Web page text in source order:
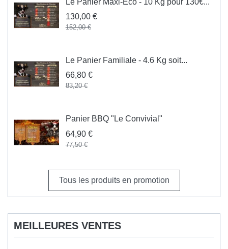
130,00 €
152,00 €
Le Panier Familiale - 4.6 Kg soit...
66,80 €
83,20 €
Panier BBQ "Le Convivial"
64,90 €
77,50 €
Tous les produits en promotion
MEILLEURES VENTES